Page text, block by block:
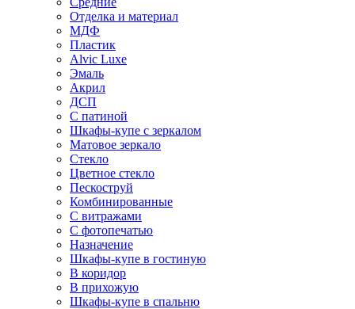
Отделка и материал
МДФ
Пластик
Alvic Luxe
Эмаль
Акрил
ДСП
С патиной
Шкафы-купе с зеркалом
Матовое зеркало
Стекло
Цветное стекло
Пескоструй
Комбинированные
С витражами
С фотопечатью
Назначение
Шкафы-купе в гостиную
В коридор
В прихожую
Шкафы-купе в спальню